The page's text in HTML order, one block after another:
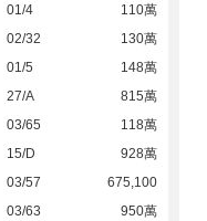
01/4
110萬
02/32
130萬
01/5
148萬
27/A
815萬
03/65
118萬
15/D
928萬
03/57
675,100
03/63
950萬